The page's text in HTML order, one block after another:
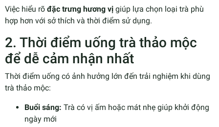
Việc hiểu rõ đặc trưng hương vị giúp lựa chọn loại trà phù
hợp hơn với sở thích và thời điểm sử dụng.
2. Thời điểm uống trà thảo mộc
để dễ cảm nhận nhất
Thời điểm uống có ảnh hưởng lớn đến trải nghiệm khi dùng
trà thảo mộc:
Buổi sáng: Trà có vị ấm hoặc mát nhẹ giúp khởi động
ngày mới